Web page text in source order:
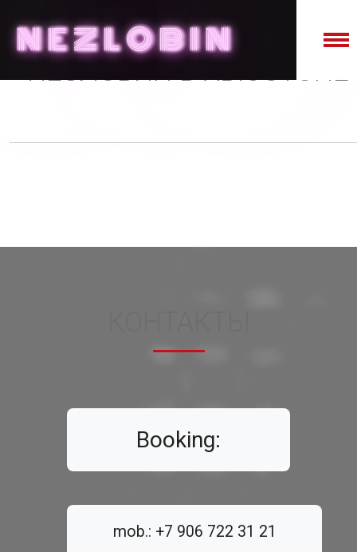
NEZLOBIN
НЕЗЛОБИН В ХЬЮСТОНЕ
Booking:
mob.: +7 906 722 31 21